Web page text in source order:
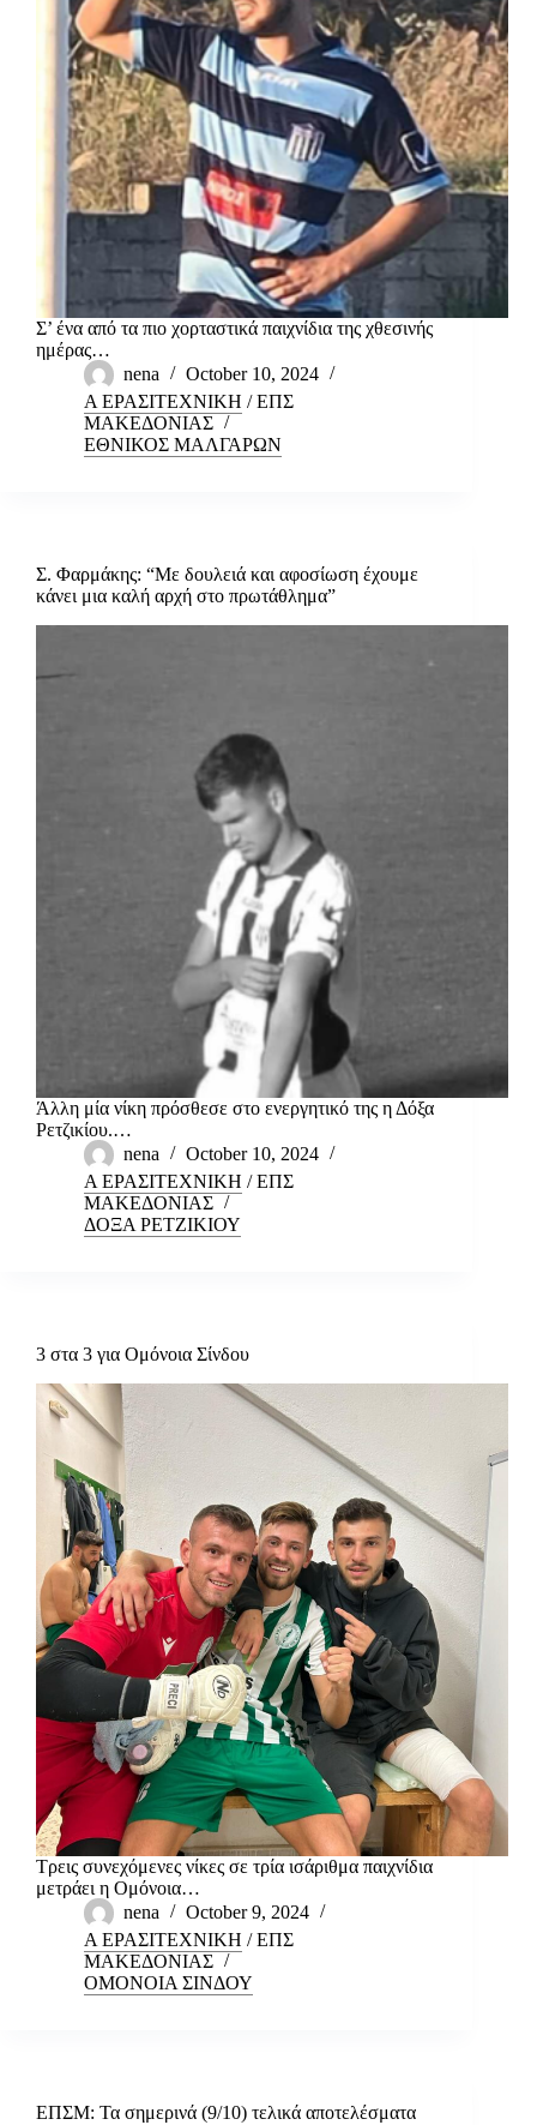
Σ’ ένα από τα πιο χορταστικά παιχνίδια της χθεσινής
ημέρας…
nena
October 10, 2024
Α ΕΡΑΣΙΤΕΧΝΙΚΗ /ΕΠΣ
ΜΑΚΕΔΟΝΙΑΣ
ΕΘΝΙΚΟΣ ΜΑΛΓΑΡΩΝ
Σ. Φαρμάκης: “Με δουλειά και αφοσίωση έχουμε
κάνει μια καλή αρχή στο πρωτάθλημα”
Άλλη μία νίκη πρόσθεσε στο ενεργητικό της η Δόξα
Ρετζικίου.…
nena
October 10, 2024
Α ΕΡΑΣΙΤΕΧΝΙΚΗ /ΕΠΣ
ΜΑΚΕΔΟΝΙΑΣ
ΔΟΞΑ ΡΕΤΖΙΚΙΟΥ
3 στα 3 για Ομόνοια Σίνδου
Τρεις συνεχόμενες νίκες σε τρία ισάριθμα παιχνίδια
μετράει η Ομόνοια…
nena
October 9, 2024
Α ΕΡΑΣΙΤΕΧΝΙΚΗ /ΕΠΣ
ΜΑΚΕΔΟΝΙΑΣ
ΟΜΟΝΟΙΑ ΣΙΝΔΟΥ
ΕΠΣΜ: Τα σημερινά (9/10) τελικά αποτελέσματα